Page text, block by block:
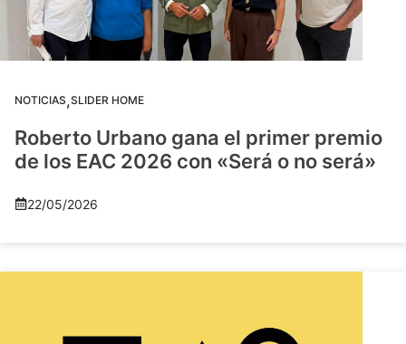
NOTICIAS,SLIDER HOME
Roberto Urbano gana el primer premio
de los EAC 2026 con «Será o no será»
22/05/2026